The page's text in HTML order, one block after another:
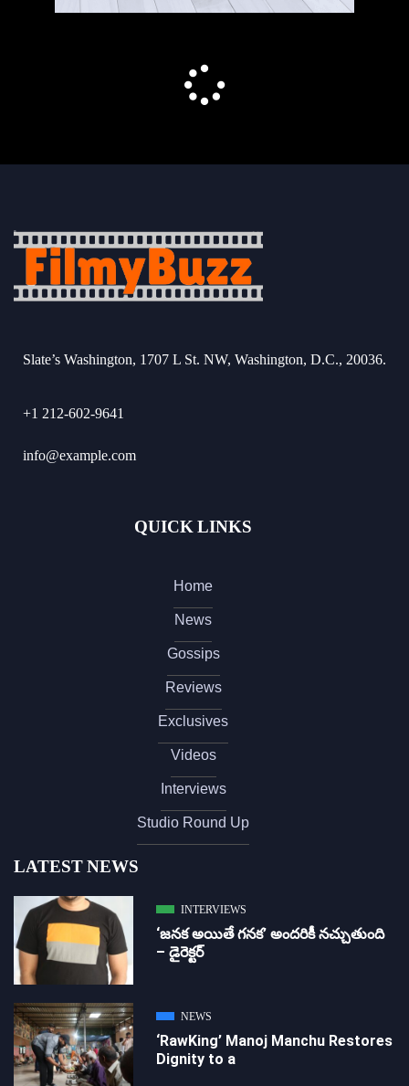
Slate’s Washington, 1707 L St. NW, Washington, D.C., 20036.
+1 212-602-9641
info@example.com
QUICK LINKS
Home
News
Gossips
Reviews
Exclusives
Videos
Interviews
Studio Round Up
LATEST NEWS
INTERVIEWS
‘జ‌న‌క అయితే గ‌న‌క‌’ అందరికీ నచ్చుతుంది
– డైరెక్ట‌ర్
NEWS
‘RawKing’ Manoj Manchu Restores
Dignity to a